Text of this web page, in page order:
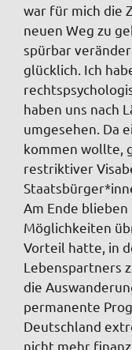
war für mich die
neuen Weg zu
spürbar
glücklich. Ich
haben uns nach
umgesehen. Da
kommen wollte,
restriktiver
Am Ende
Möglichkeiten
Vorteil hatte, in
Lebenspartners
die
permanente
Deutschland
nicht mehr